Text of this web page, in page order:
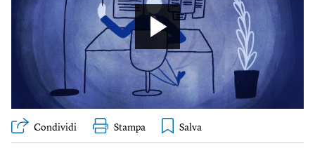
Condividi Stampa